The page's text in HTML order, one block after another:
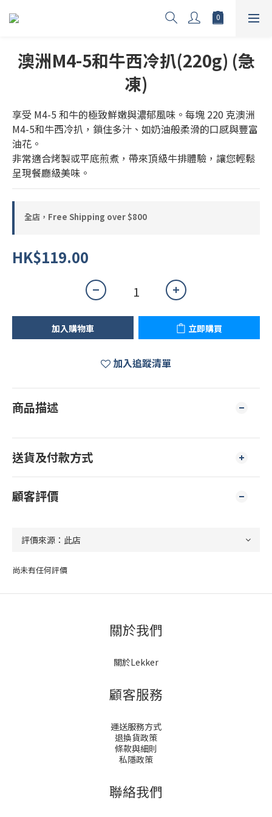
澳洲M4-5和牛西冷扒(220g) (急
凍)
享受 M4-5 和牛的極致鮮嫩與濃郁風味。每塊 220 克澳洲
M4-5和牛西冷扒，鎖住多汁、如奶油般柔滑的口感與豐富
油花。
非常適合烤製或平底煎煮，帶來頂級牛排體驗，讓您輕鬆
呈現餐廳級美味。
全店，Free Shipping over $800
HK$119.00
加入購物車 立即購買
加入追蹤清單
商品描述
送貨及付款方式
顧客評價
尚未有任何評價
關於我們
關於Lekker
顧客服務
運送服務方式
退換貨政策
條款與細則
私隱政策
聯絡我們